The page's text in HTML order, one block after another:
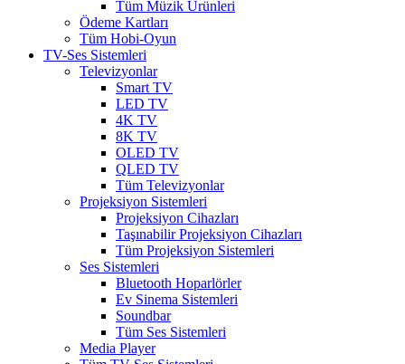
Tüm Müzik Ürünleri
Ödeme Kartları
Tüm Hobi-Oyun
TV-Ses Sistemleri
Televizyonlar
Smart TV
LED TV
4K TV
8K TV
OLED TV
QLED TV
Tüm Televizyonlar
Projeksiyon Sistemleri
Projeksiyon Cihazları
Taşınabilir Projeksiyon Cihazları
Tüm Projeksiyon Sistemleri
Ses Sistemleri
Bluetooth Hoparlörler
Ev Sinema Sistemleri
Soundbar
Tüm Ses Sistemleri
Media Player